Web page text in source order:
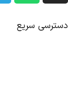
دسترسی سریع